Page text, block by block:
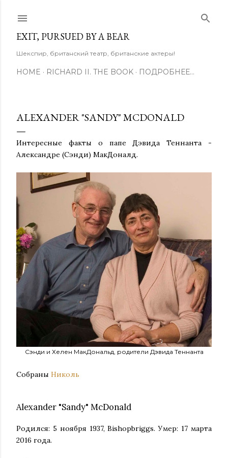
К основному контенту
EXIT, PURSUED BY A BEAR
Шекспир, британский театр, британские актеры!
HOME RICHARD II. THE BOOK ПОДРОБНЕЕ…
ALEXANDER "SANDY" MCDONALD
Интересные факты о папе Дэвида Теннанта -
Александре (Сэнди) МакДоналд.
Сэнди и Хелен МакДональд, родители Дэвида Теннанта
Собраны Николь
Alexander "Sandy" McDonald
Родился: 5 ноября 1937, Bishopbriggs. Умер: 17 марта
2016 года.